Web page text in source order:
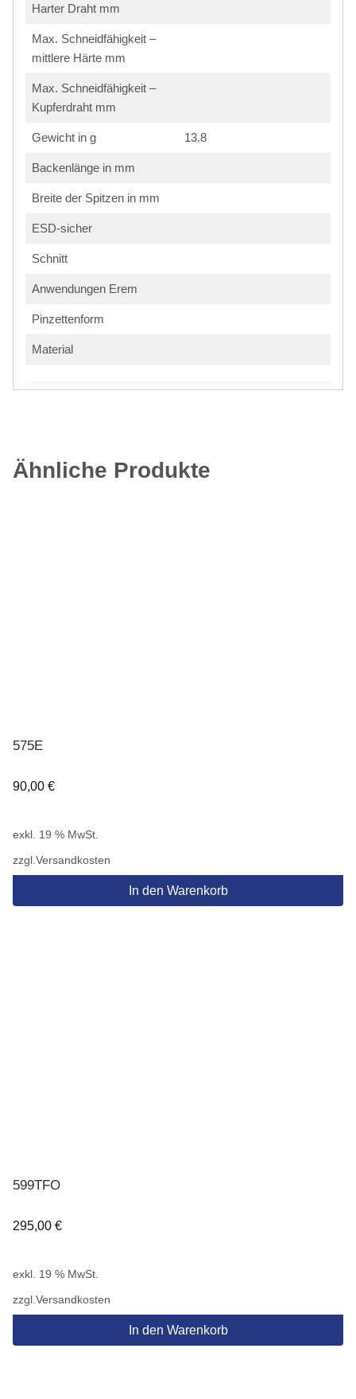
Harter Draht mm
Max. Schneidfähigkeit –
mittlere Härte mm
Max. Schneidfähigkeit –
Kupferdraht mm
Gewicht in g 13.8
Backenlänge in mm
Breite der Spitzen in mm
ESD-sicher
Schnitt
Anwendungen Erem
Pinzettenform
Material
Ähnliche Produkte
575E
90,00 €
exkl. 19 % MwSt.
zzgl. Versandkosten
In den Warenkorb
599TFO
295,00 €
exkl. 19 % MwSt.
zzgl. Versandkosten
In den Warenkorb